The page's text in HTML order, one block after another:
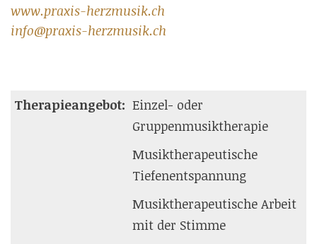
www.praxis-herzmusik.ch
info@praxis-herzmusik.ch
Therapieangebot: Einzel- oder
Gruppenmusiktherapie
Musiktherapeutische
Tiefenentspannung
Musiktherapeutische Arbeit
mit der Stimme